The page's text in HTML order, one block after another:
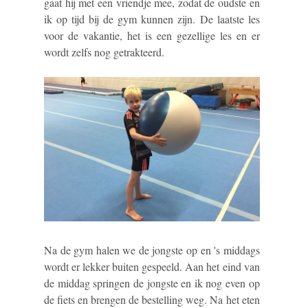
ik op tijd bij de gym kunnen zijn. De laatste les
voor de vakantie, het is een gezellige les en er
wordt zelfs nog getrakteerd.
Na de gym halen we de jongste op en 's middags
wordt er lekker buiten gespeeld. Aan het eind van
de middag springen de jongste en ik nog even op
de fiets en brengen de bestelling weg. Na het eten